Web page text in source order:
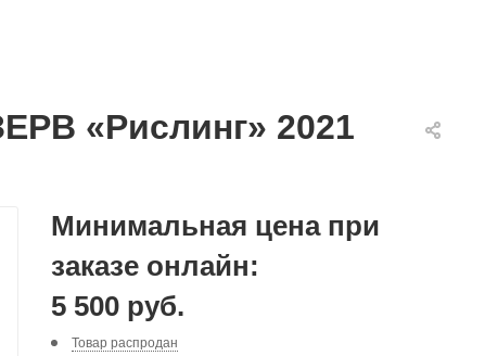
«Рислинг» 2021
Минимальная цена при
заказе онлайн:
5 500 руб.
Товар распродан